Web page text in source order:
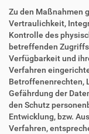
Zu den Maßnahmen
Vertraulichkeit,
Kontrolle des
betreffenden
Verfügbarkeit und
Verfahren
Betroffenenrechten,
Gefährdung der
den Schutz
Entwicklung, bzw.
Verfahren,